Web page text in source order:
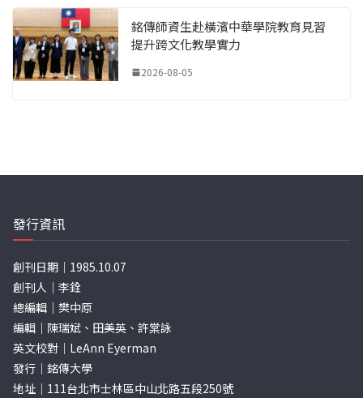
銘傳師資生赴橫濱中華學院教育見習
提升跨文化教學實力
2026-08-05
發行資訊
創刊日期｜1985.10.07
創刊人｜李銓
總編輯｜樊中原
編輯｜陳瑞斌、田美英、許棠詠
英文校對｜LeAnn Eyerman
發行｜銘傳大學
地址｜111台北市士林區中山北路五段250號